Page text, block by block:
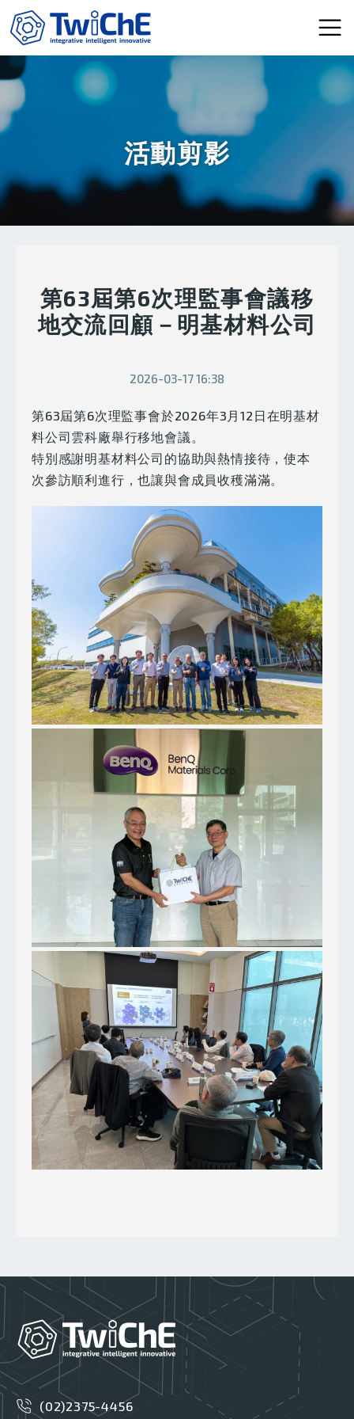
移至主內容
活動剪影
第63屆第6次理監事會議移
地交流回顧－明基材料公司
2026-03-17 16:38
第63屆第6次理監事會於2026年3月12日在明基材
料公司雲科廠舉行移地會議。
特別感謝明基材料公司的協助與熱情接待，使本
次參訪順利進行，也讓與會成員收穫滿滿。
(02)2375-4456